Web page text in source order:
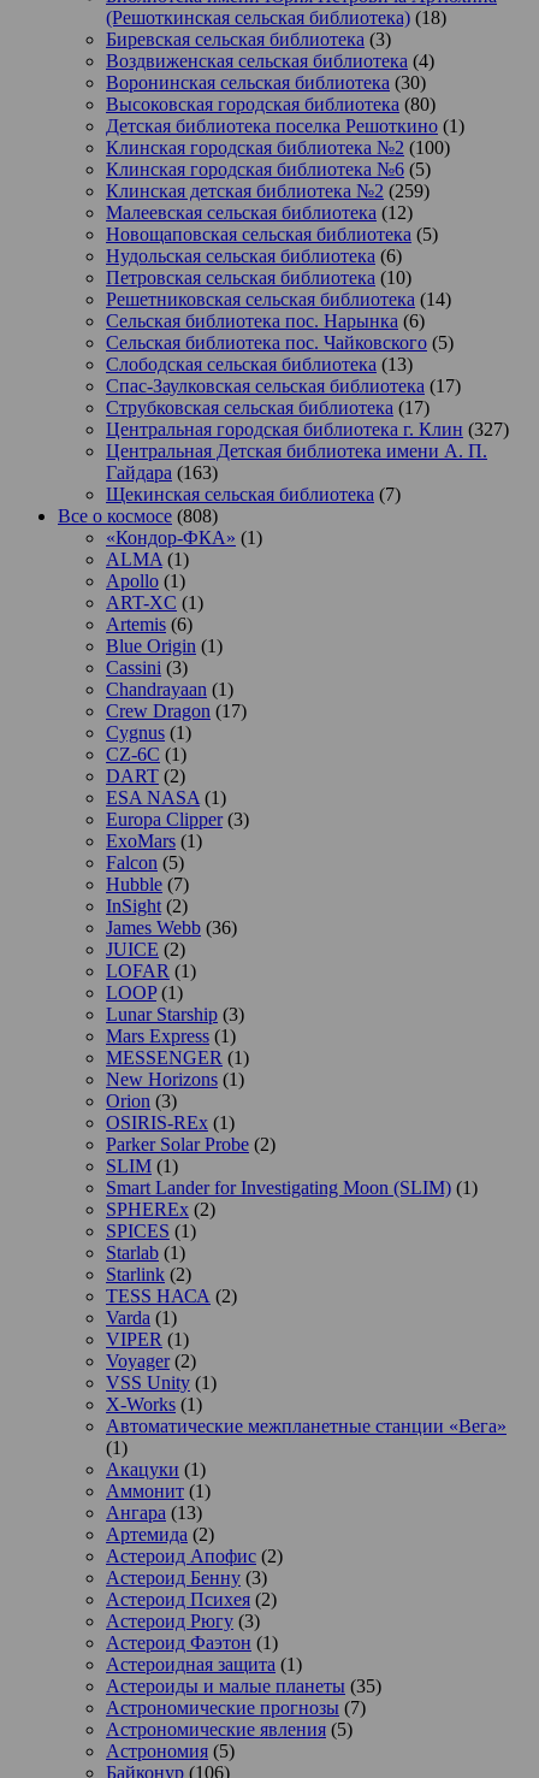
(Решоткинская сельская библиотека) (18)
Биревская сельская библиотека (3)
Воздвиженская сельская библиотека (4)
Воронинская сельская библиотека (30)
Высоковская городская библиотека (80)
Детская библиотека поселка Решоткино (1)
Клинская городская библиотека №2 (100)
Клинская городская библиотека №6 (5)
Клинская детская библиотека №2 (259)
Малеевская сельская библиотека (12)
Новощаповская сельская библиотека (5)
Нудольская сельская библиотека (6)
Петровская сельская библиотека (10)
Решетниковская сельская библиотека (14)
Сельская библиотека пос. Нарынка (6)
Сельская библиотека пос. Чайковского (5)
Слободская сельская библиотека (13)
Спас-Заулковская сельская библиотека (17)
Струбковская сельская библиотека (17)
Центральная городская библиотека г. Клин (327)
Центральная Детская библиотека имени А. П.
Гайдара (163)
Щекинская сельская библиотека (7)
Все о космосе (808)
«Кондор-ФКА» (1)
ALMA (1)
Apollo (1)
ART-XC (1)
Artemis (6)
Blue Origin (1)
Cassini (3)
Chandrayaan (1)
Crew Dragon (17)
Cygnus (1)
CZ-6C (1)
DART (2)
ESA NASA (1)
Europa Clipper(3)
ExoMars (1)
Falcon (5)
Hubble (7)
InSight (2)
James Webb (36)
JUICE (2)
LOFAR (1)
LOOP(1)
Lunar Starship (3)
Mars Express (1)
MESSENGER (1)
New Horizons (1)
Orion (3)
OSIRIS-REx (1)
Parker Solar Probe (2)
SLIM (1)
Smart Lander for Investigating Moon (SLIM) (1)
SPHEREx (2)
SPICES (1)
Starlab (1)
Starlink (2)
TESS НАСА (2)
Varda (1)
VIPER (1)
Voyager(2)
VSS Unity (1)
X-Works (1)
Автоматические межпланетные станции «Вега»
(1)
Акацуки (1)
Аммонит (1)
Ангара (13)
Артемида (2)
Астероид Апофис (2)
Астероид Бенну (3)
Астероид Психея (2)
Астероид Рюгу (3)
Астероид Фаэтон (1)
Астероидная защита (1)
Астероиды и малые планеты (35)
Астрономические прогнозы (7)
Астрономические явления (5)
Астрономия (5)
Байконур (106)